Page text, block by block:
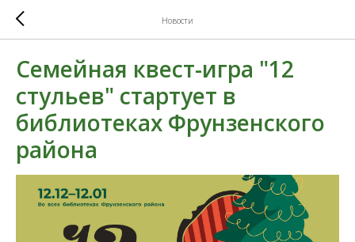
Новости
Семейная квест-игра "12
стульев" стартует в
библиотеках Фрунзенского
района